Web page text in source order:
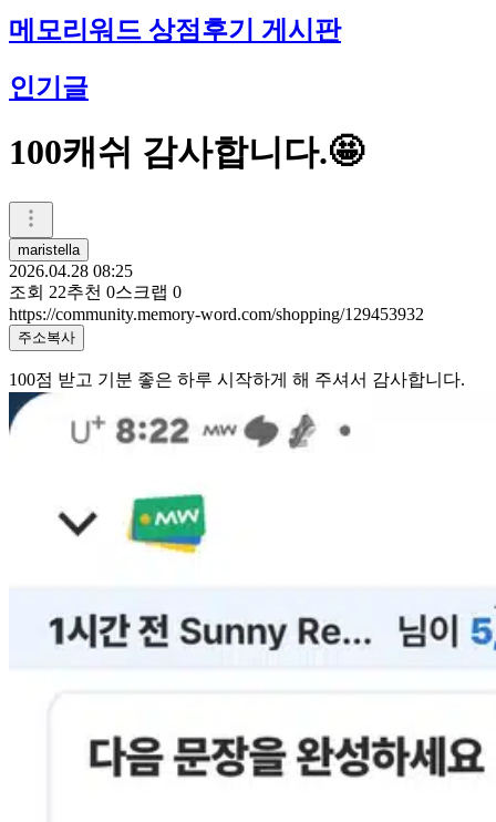
메모리워드 상점후기 게시판
인기글
100캐쉬 감사합니다.🤩
maristella
2026.04.28 08:25
조회 22추천 0스크랩 0
https://community.memory-word.com/shopping/129453932
주소복사
100점 받고 기분 좋은 하루 시작하게 해 주셔서 감사합니다.